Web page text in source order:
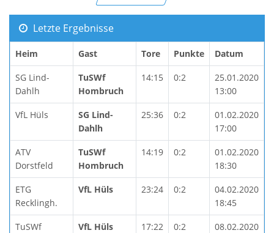
Letzte Ergebnisse
Heim Gast Tore Punkte Datum
SG Lind-
Dahlh
TuSWf
Hombruch
14:15 0:2
25.01.2020
13:00
VfL Hüls
SG Lind-
Dahlh
25:36 0:2
01.02.2020
17:00
ATV
Dorstfeld
TuSWf
Hombruch
14:19 0:2
01.02.2020
18:30
ETG
Recklingh.
VfL Hüls 23:24 0:2
04.02.2020
18:45
TuSWf
VfL Hüls 17:22 0:2
08.02.2020